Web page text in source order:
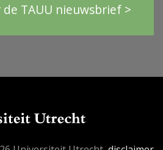
TAUU nieuwsbrief >